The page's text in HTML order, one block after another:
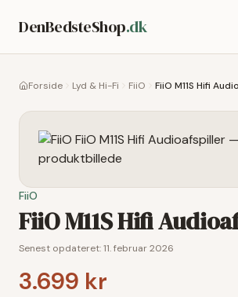
DenBedsteShop.dk
Forside Lyd & Hi-Fi FiiO FiiO M11S Hifi
FiiO
FiiO M11S Hifi
Senest opdateret:11. februar 2026
3.699 kr